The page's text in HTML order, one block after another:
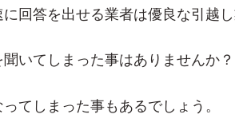
回答を出せる業者は優良な引越し
いてしまった事はありませんか？
てしまった事もあるでしょう。